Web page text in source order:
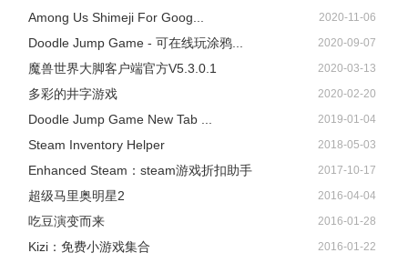
Among Us Shimeji For Goog... 2020-11-06
Doodle Jump Game - 可在线玩涂鸦... 2020-09-07
魔兽世界大脚客户端官方V5.3.0.1 2020-03-13
多彩的井字游戏 2020-02-20
Doodle Jump Game New Tab ... 2019-01-04
Steam Inventory Helper 2018-05-03
Enhanced Steam：steam游戏折扣助手 2017-10-17
超级马里奥明星2 2016-04-04
吃豆演变而来 2016-01-28
Kizi：免费小游戏集合 2016-01-22